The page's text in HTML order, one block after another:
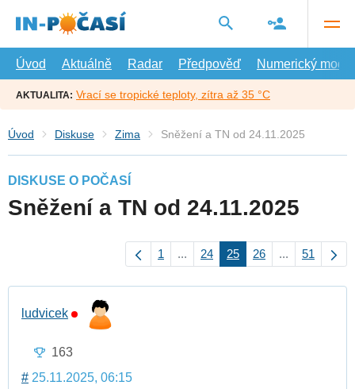
hlavní
Úvod
Aktuálně Radar Předpověď Numerický model
AKTUALITA: Vrací se tropické teploty, zítra až 35 °C
Úvod Diskuse Zima Sněžení a TN od 24.11.2025
DISKUSE O POČASÍ
Sněžení a TN od 24.11.2025
1 ... 24 25 26 ... 51
ludvicek
163
# 25.11.2025, 06:15